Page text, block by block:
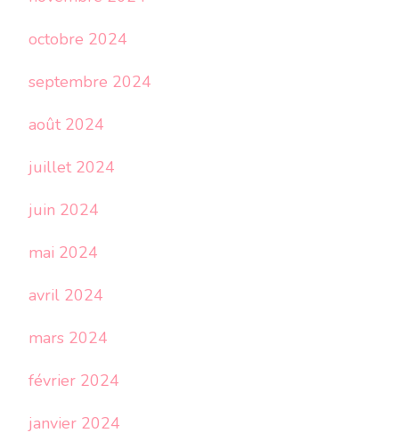
octobre 2024
septembre 2024
août 2024
juillet 2024
juin 2024
mai 2024
avril 2024
mars 2024
février 2024
janvier 2024